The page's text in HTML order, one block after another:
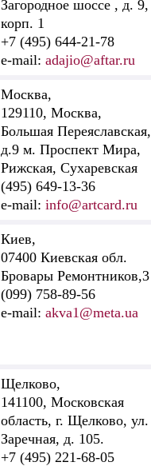
Загородное шоссе , д. 9,
корп. 1
+7 (495) 644-21-78
e-mail: adajio@aftar.ru
Москва,
129110, Москва,
Большая Переяславская,
д.9 м. Проспект Мира,
Рижская, Сухаревская
(495) 649-13-36
e-mail: info@artcard.ru
Киев,
07400 Киевская обл.
Бровары Ремонтников,3
(099) 758-89-56
e-mail: akva1@meta.ua
Щелково,
141100, Московская
область, г. Щелково, ул.
Заречная, д. 105.
+7 (495) 221-68-05